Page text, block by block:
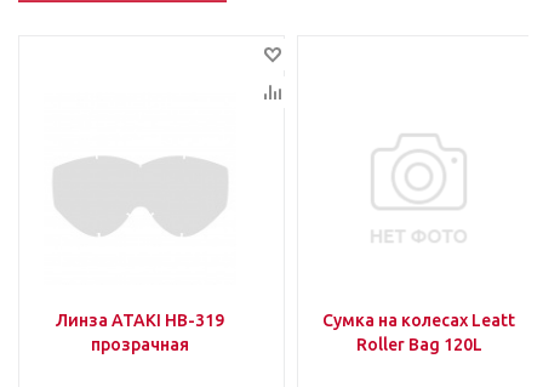
Линза ATAKI HB-319
прозрачная
Сумка на колесах Leatt
Roller Bag 120L